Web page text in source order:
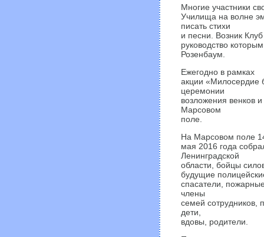
Многие участники
Училища на волне
писать стихи
и песни. Возник
руководство
Розенбаум.
Ежегодно в рамках
акции «Милосердие
церемонии
возложения венков
Марсовом
поле.
На Марсовом поле
мая 2016 года
Ленинградской
области, бойцы
будущие
спасатели,
члены
семей сотрудников,
дети,
вдовы, родители.